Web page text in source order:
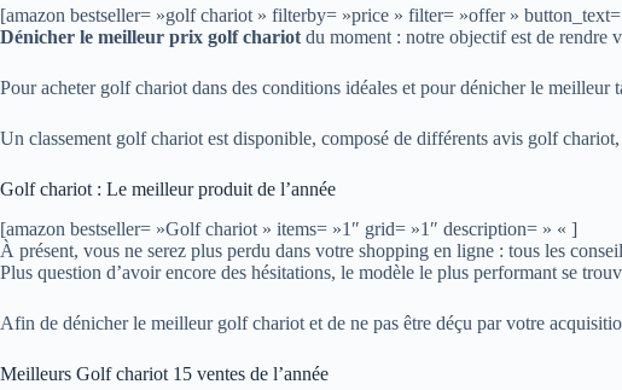
[amazon bestseller= »golf chariot » filterby= »price » filter= »offer »
Dénicher le meilleur prix golf chariot du moment : notre objectif est de rendre
Pour acheter golf chariot dans des conditions idéales et pour dénicher le
Un classement golf chariot est disponible, composé de différents avis golf
Golf chariot : Le meilleur produit de l’année
[amazon bestseller= »Golf chariot » items= »1″ grid= »1″ description= » « ]
À présent, vous ne serez plus perdu dans votre shopping en ligne : tous les
Plus question d’avoir encore des hésitations, le modèle le plus performant se
Afin de dénicher le meilleur golf chariot et de ne pas être déçu par votre
Meilleurs Golf chariot 15 ventes de l’année